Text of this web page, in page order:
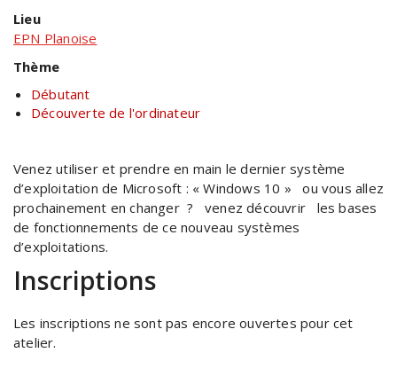
Lieu
EPN Planoise
Thème
Débutant
Découverte de l'ordinateur
Venez utiliser et prendre en main le dernier système
d’exploitation de Microsoft : « Windows 10 » ou vous allez
prochainement en changer ? venez découvrir les bases
de fonctionnements de ce nouveau systèmes
d’exploitations.
Inscriptions
Les inscriptions ne sont pas encore ouvertes pour cet
atelier.